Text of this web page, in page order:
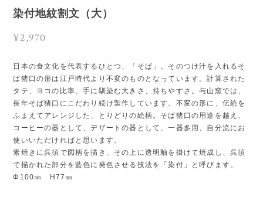
染付地紋割文（大）
¥2,970
日本の食文化を代表するひとつ、「そば」。そのつけ汁を入れるそ
ば猪口の形は江戸時代より不変のものとなっています。計算された
タテ、ヨコの比率、手に馴染む大きさ、持ちやすさ。与山窯では、
長年そば猪口にこだわり続け製作しています。不変の形に、伝統を
ふまえてアレンジした、とりどりの絵柄。そば猪口の用途を越え、
コーヒーの器として、デザートの器として、一器多用、自分流にお
使いいただければと思います。
素焼きに呉須で図柄を描き、その上に透明釉を掛けて焼成し、呉須
で描かれた部分を藍色に発色させる技法を「染付」と呼びます。
Φ100㎜ H77㎜